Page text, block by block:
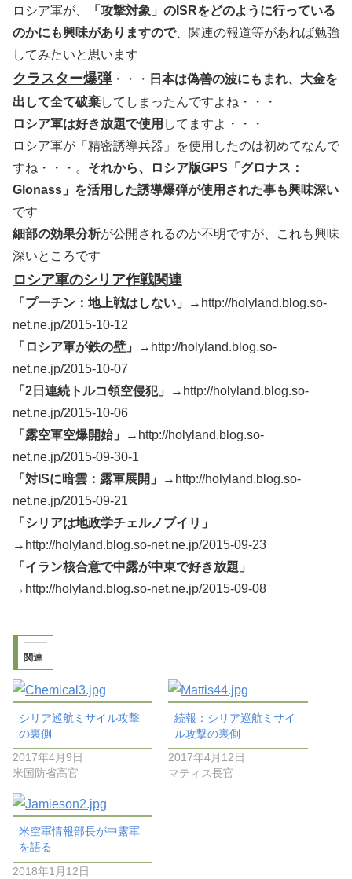
ロシア軍が、
「攻撃対象」のISRをどのように行っている
のかにも興味がありますので、関連の報道等があれば勉強
してみたいと思います
クラスター爆弾・・・ 日本は偽善の波にもまれ、大金を
出して全て破棄してしまったんですよね・・・
ロシア軍は好き放題で使用 してますよ・・・
ロシア軍が「精密誘導兵器」を使用したのは初めてなんで
すね・・・。 それから、ロシア版GPS「グロナス：
Glonass」を活用した誘導爆弾が使用された事も興味深い
です
細部の効果分析が公開されるのか不明ですが、これも興味
深いところです
ロシア軍のシリア作戦関連
「プーチン：地上戦はしない」→ http://holyland.blog.so-
net.ne.jp/2015-10-12
「ロシア軍が鉄の壁」→ http://holyland.blog.so-
net.ne.jp/2015-10-07
「2日連続トルコ領空侵犯」→ http://holyland.blog.so-
net.ne.jp/2015-10-06
「露空軍空爆開始」→ http://holyland.blog.so-
net.ne.jp/2015-09-30-1
「対ISに暗雲：露軍展開」→ http://holyland.blog.so-
net.ne.jp/2015-09-21
「シリアは地政学チェルノブイリ」
→ http://holyland.blog.so-net.ne.jp/2015-09-23
「イラン核合意で中露が中東で好き放題」
→ http://holyland.blog.so-net.ne.jp/2015-09-08
関連
シリア巡航ミサイル攻撃
の裏側
2017年4月9日
米国防省高官
続報：シリア巡航ミサイ
ル攻撃の裏側
2017年4月12日
マティス長官
米空軍情報部長が中露軍
を語る
2018年1月12日